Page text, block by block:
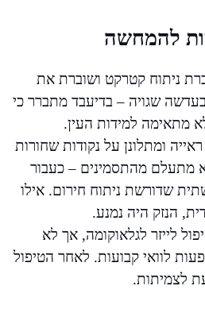
להמחשה
בת 65 שעוברת ניתוח קטרקט ושוברת את
שגויה – בדיעבד מתברר כי
מתאימה למידות העין.
ומתלונן על נקודות שחורות
מתעלם מהתסמינים – כעבור
שדורשת ניתוח חירום. אילו
הנזק היה נמנע.
לטיפול לייזר לגלאוקומה, אך לא
לוואי קבועות. לאחר הטיפול
לצמיתות.